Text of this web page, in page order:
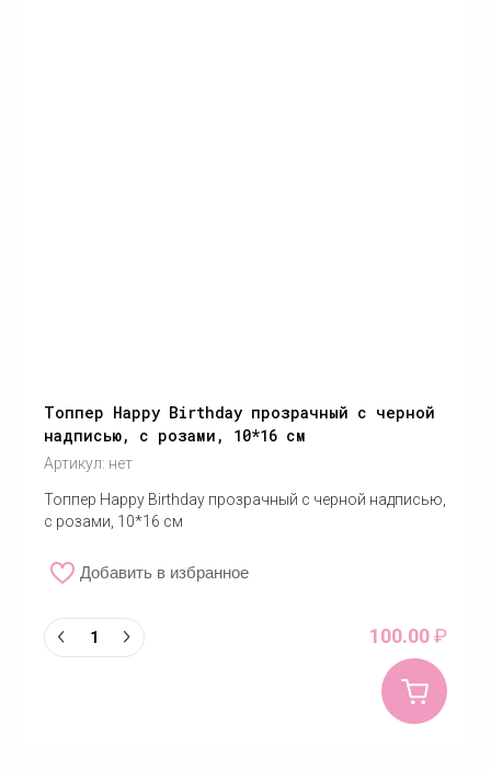
Топпер Happy Birthday прозрачный с черной
надписью, с розами, 10*16 см
Артикул: нет
Топпер Happy Birthday прозрачный с черной надписью,
с розами, 10*16 см
Добавить в избранное
100.00₽